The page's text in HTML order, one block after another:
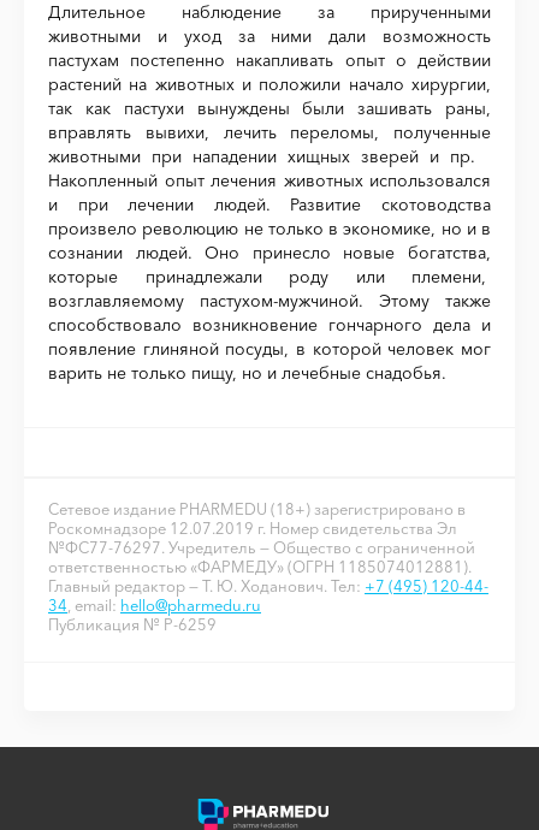
Длительное наблюдение за прирученными
животными и уход за ними дали возможность
пастухам постепенно накапливать опыт о действии
растений на животных и положили начало хирургии,
так как пастухи вынуждены были зашивать раны,
вправлять вывихи, лечить переломы, полученные
животными при нападении хищных зверей и пр.
Накопленный опыт лечения животных использовался
и при лечении людей. Развитие скотоводства
произвело революцию не только в экономике, но и в
сознании людей. Оно принесло новые богатства,
которые принадлежали роду или племени,
возглавляемому пастухом-мужчиной. Этому также
способствовало возникновение гончарного дела и
появление глиняной посуды, в которой человек мог
варить не только пищу, но и лечебные снадобья.
Сетевое издание PHARMEDU (18+) зарегистрировано в
Роскомнадзоре 12.07.2019 г. Номер свидетельства Эл
№ФС77-76297. Учредитель — Общество с ограниченной
ответственностью «ФАРМЕДУ» (ОГРН 1185074012881).
Главный редактор — Т. Ю. Ходанович. Тел: +7 (495) 120-44-
34 , email: hello@pharmedu.ru
Публикация № P-6259